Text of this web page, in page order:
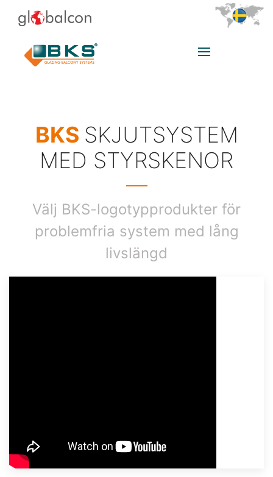
BKS SKJUTSYSTEM
MED STYRSKENOR
Välj BKS-logotypprodukter för
problemfria system med lång
livslängd